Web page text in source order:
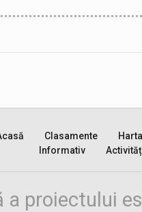
Clasamente
Harta
Informativ
a proiectului